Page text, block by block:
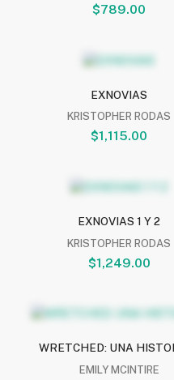
$789.00
EXNOVIAS
KRISTOPHER RODAS
$1,115.00
EXNOVIAS 1 Y 2
KRISTOPHER RODAS
$1,249.00
WRETCHED: UNA
EMILY MCINTIRE